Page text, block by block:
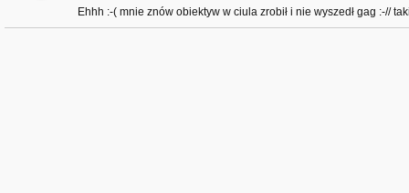
Ehhh :-( mnie znów obiektyw w ciula zrobił i nie wyszedł gag :-//